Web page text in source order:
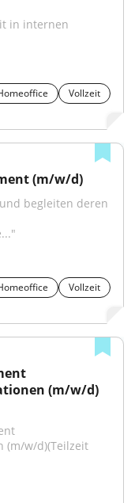
in internen
Vollzeit
(m/w/d)
begleiten deren
Vollzeit
(m/w/d)
(m/w/d)(Teilzeit